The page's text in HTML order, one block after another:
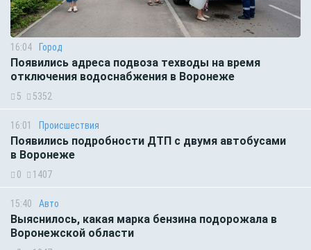
16:04 Город
Появились адреса подвоза техводы на время
отключения водоснабжения в Воронеже
5 5352
16:01 Происшествия
Появились подробности ДТП с двумя автобусами
в Воронеже
0 1407
15:40 Авто
Выяснилось, какая марка бензина подорожала в
Воронежской области